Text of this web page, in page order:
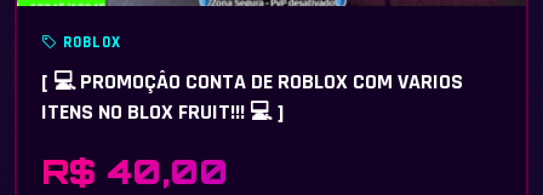
ROBLOX
[ 💻 PROMOÇÂO CONTA DE ROBLOX COM VARIOS
ITENS NO BLOX FRUIT!!! 💻 ]
R$ 40,00